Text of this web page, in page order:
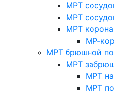
МРТ
МРТ
МРТ
МР-
МРТ брюшной
МРТ
МРТ
МРТ